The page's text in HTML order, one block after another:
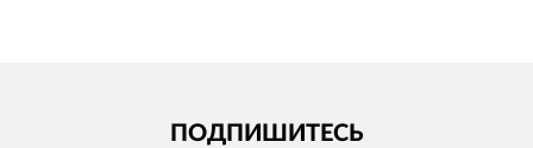
ПОДПИШИТЕСЬ